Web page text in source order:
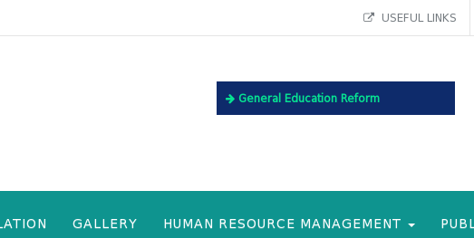
USEFUL LINKS
General Education Reform
GALLERY HUMAN RESOURCE MANAGEMENT